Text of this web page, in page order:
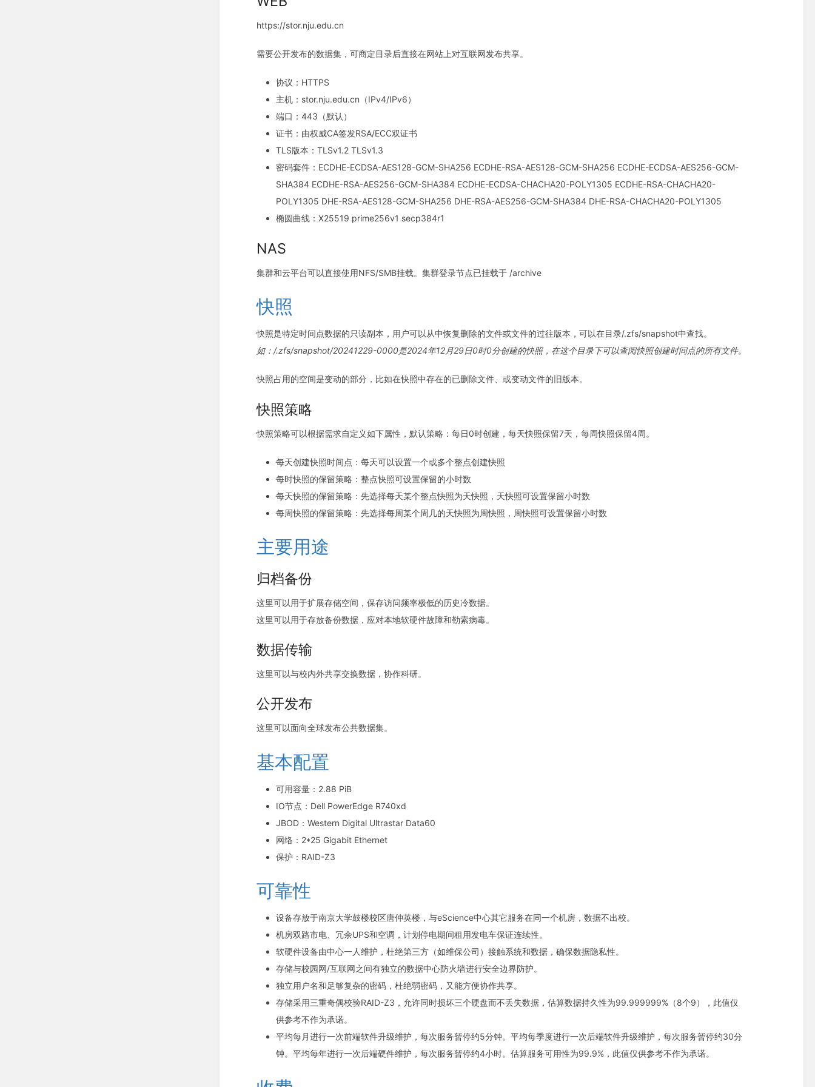
https://stor.nju.edu.cn
需要公开发布的数据集，可商定目录后直接在网站上对互联网发布共享。
协议：HTTPS
主机：stor.nju.edu.cn（IPv4/IPv6）
端口：443（默认）
证书：由权威CA签发RSA/ECC双证书
TLS版本：TLSv1.2 TLSv1.3
密码套件：ECDHE-ECDSA-AES128-GCM-SHA256 ECDHE-RSA-AES128-GCM-SHA256 ECDHE-ECDSA-AES256-GCM-
SHA384 ECDHE-RSA-AES256-GCM-SHA384 ECDHE-ECDSA-CHACHA20-POLY1305 ECDHE-RSA-CHACHA20-
POLY1305 DHE-RSA-AES128-GCM-SHA256 DHE-RSA-AES256-GCM-SHA384 DHE-RSA-CHACHA20-POLY1305
椭圆曲线：X25519 prime256v1 secp384r1
NAS
集群和云平台可以直接使用NFS/SMB挂载。集群登录节点已挂载于 /archive
快照
快照是特定时间点数据的只读副本，用户可以从中恢复删除的文件或文件的过往版本，可以在目录/.zfs/snapshot中查找。
如：/.zfs/snapshot/20241229-0000是2024年12月29日0时0分创建的快照，在这个目录下可以查阅快照创建时间点的所有文件。
快照占用的空间是变动的部分，比如在快照中存在的已删除文件、或变动文件的旧版本。
快照策略
快照策略可以根据需求自定义如下属性，默认策略：每日0时创建，每天快照保留7天，每周快照保留4周。
每天创建快照时间点：每天可以设置一个或多个整点创建快照
每时快照的保留策略：整点快照可设置保留的小时数
每天快照的保留策略：先选择每天某个整点快照为天快照，天快照可设置保留小时数
每周快照的保留策略：先选择每周某个周几的天快照为周快照，周快照可设置保留小时数
主要用途
归档备份
这里可以用于扩展存储空间，保存访问频率极低的历史冷数据。
这里可以用于存放备份数据，应对本地软硬件故障和勒索病毒。
数据传输
这里可以与校内外共享交换数据，协作科研。
公开发布
这里可以面向全球发布公共数据集。
基本配置
可用容量：2.88 PiB
IO节点：Dell PowerEdge R740xd
JBOD：Western Digital Ultrastar Data60
网络：2*25 Gigabit Ethernet
保护：RAID-Z3
可靠性
设备存放于南京大学鼓楼校区唐仲英楼，与eScience中心其它服务在同一个机房，数据不出校。
机房双路市电、冗余UPS和空调，计划停电期间租用发电车保证连续性。
软硬件设备由中心一人维护，杜绝第三方（如维保公司）接触系统和数据，确保数据隐私性。
存储与校园网/互联网之间有独立的数据中心防火墙进行安全边界防护。
独立用户名和足够复杂的密码，杜绝弱密码，又能方便协作共享。
存储采用三重奇偶校验RAID-Z3，允许同时损坏三个硬盘而不丢失数据，估算数据持久性为99.999999%（8个9），此值仅
供参考不作为承诺。
平均每月进行一次前端软件升级维护，每次服务暂停约5分钟。平均每季度进行一次后端软件升级维护，每次服务暂停约30分
钟。平均每年进行一次后端硬件维护，每次服务暂停约4小时。估算服务可用性为99.9%，此值仅供参考不作为承诺。